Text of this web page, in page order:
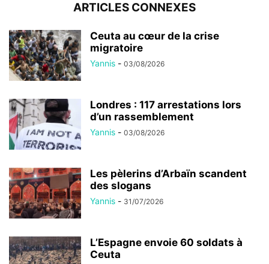
ARTICLES CONNEXES
Ceuta au cœur de la crise
migratoire
Yannis - 03/08/2026
Londres : 117 arrestations lors
d’un rassemblement
Yannis - 03/08/2026
Les pèlerins d’Arbaïn scandent
des slogans
Yannis - 31/07/2026
L’Espagne envoie 60 soldats à
Ceuta